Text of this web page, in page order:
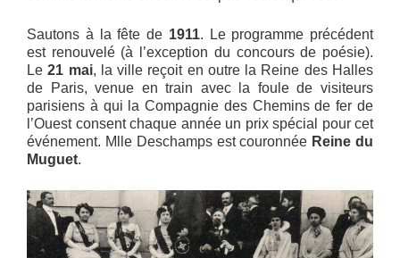
Sautons à la fête de 1911. Le programme précédent
est renouvelé (à l’exception du concours de poésie).
Le21 mai, la ville reçoit en outre la Reine des Halles
de Paris, venue en train avec la foule de visiteurs
parisiens à qui la Compagnie des Chemins de fer de
l’Ouest consent chaque année un prix spécial pour cet
événement. Mlle Deschamps est couronnée Reine du
Muguet.